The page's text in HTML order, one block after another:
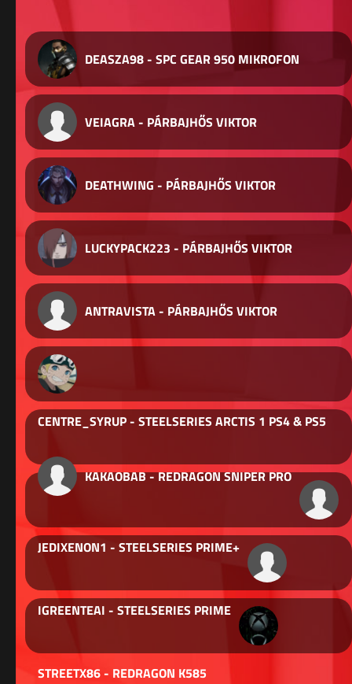
DEASZA98 - SPC GEAR 950 MIKROFON
VEIAGRA - PÁRBAJHŐS VIKTOR
DEATHWING - PÁRBAJHŐS VIKTOR
LUCKYPACK223 - PÁRBAJHŐS VIKTOR
ANTRAVISTA - PÁRBAJHŐS VIKTOR
CENTRE_SYRUP - STEELSERIES ARCTIS 1 PS4 & PS5
KAKAOBAB - REDRAGON SNIPER PRO
JEDIXENON1 - STEELSERIES PRIME+
IGREENTEAI - STEELSERIES PRIME
STREETX86 - REDRAGON K585